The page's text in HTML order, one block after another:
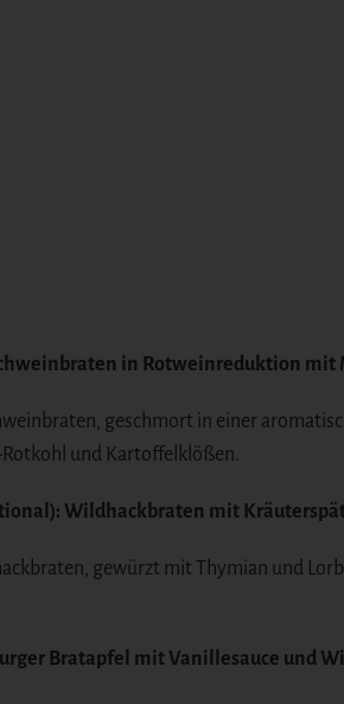
in Rotweinreduktion mit
geschmort in einer
und Kartoffelklößen.
Wildhackbraten mit
gewürzt mit Thymian und
Bratapfel mit Vanillesauce und